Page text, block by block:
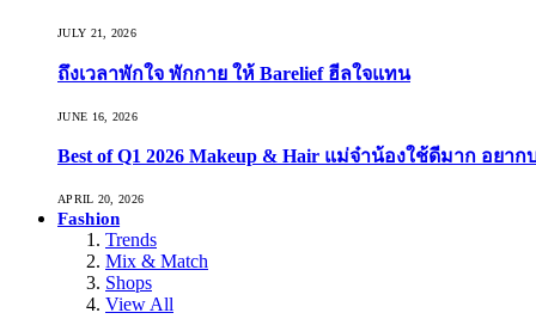
JULY 21, 2026
ถึงเวลาพักใจ พักกาย ให้ Barelief ฮีลใจแทน
JUNE 16, 2026
Best of Q1 2026 Makeup & Hair แม่จ๋าน้องใช้ดีมาก อยาก
APRIL 20, 2026
Fashion
Trends
Mix & Match
Shops
View All